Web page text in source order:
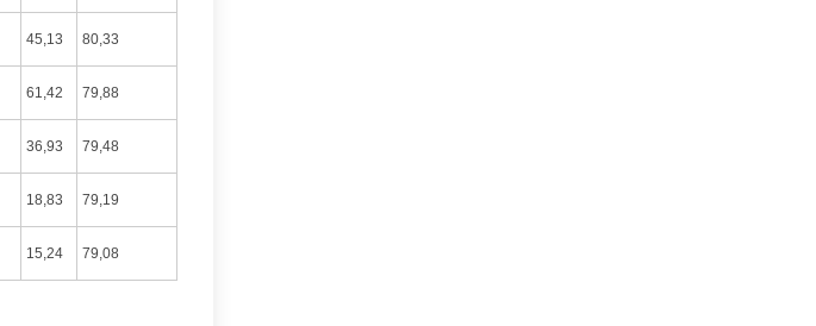
45,13 80,33
61,42 79,88
36,93 79,48
18,83 79,19
15,24 79,08